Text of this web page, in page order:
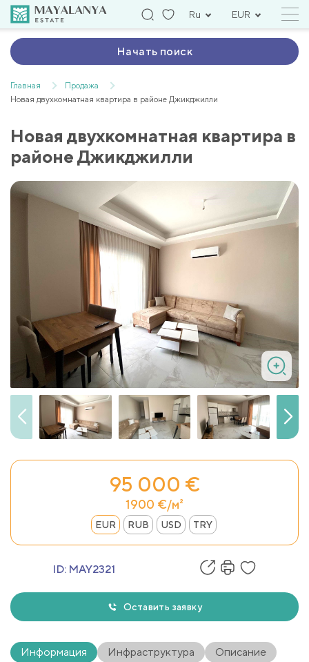
Ru EUR
Начать поиск
Главная
Продажа
Новая двухкомнатная квартира в районе Джикджилли
Новая двухкомнатная квартира в
районе Джикджилли
95 000 €
1900 €/м²
EUR RUB USD TRY
ID: MAY2321
Оставить заявку
Информация Инфраструктура Описание